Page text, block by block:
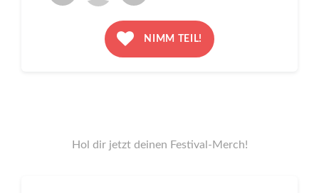
NIMM TEIL!
Hol dir jetzt deinen Festival-Merch!